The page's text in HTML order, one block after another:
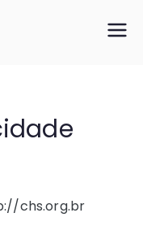
o SUS que dá certo
chs.org.br